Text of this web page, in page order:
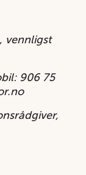
vennligst
906 75